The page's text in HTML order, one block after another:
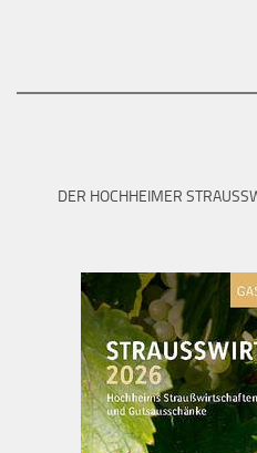
DER HOCHHEIMER